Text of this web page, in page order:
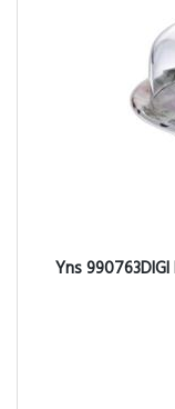
Yns 990763DIGI